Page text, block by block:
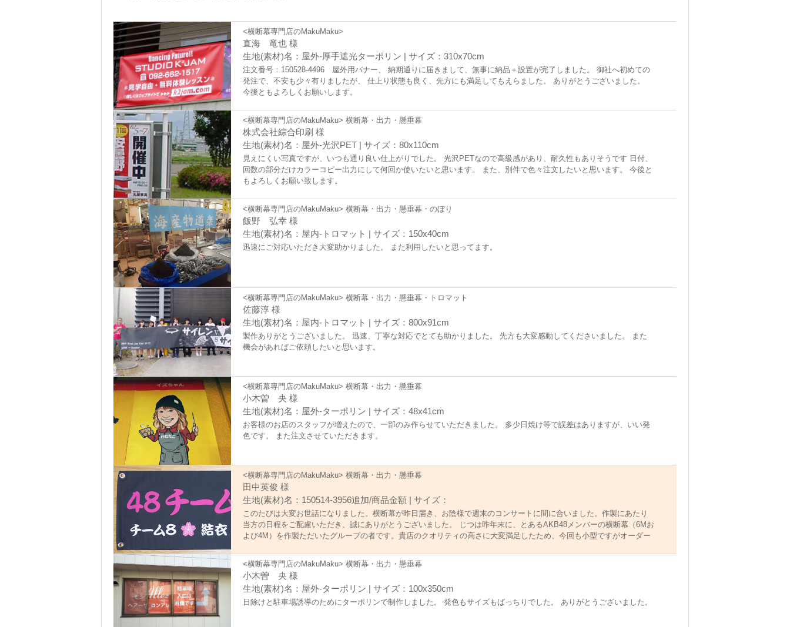
<横断幕専門店のMakuMaku>
直海 竜也 様
生地(素材)名：屋外-厚手遮光ターポリン | サイズ：310x70cm
注文番号：150528-4496 屋外用バナー、 納期通りに届きまして、無事に納品＋設置が完了しました。 御社へ初めての
発注で、不安も少々有りましたが、 仕上り状態も良く、先方にも満足してもえらました。 ありがとうございました。
今後ともよろしくお願いします。
<横断幕専門店のMakuMaku> 横断幕・出力・懸垂幕
株式会社綜合印刷 様
生地(素材)名：屋外-光沢PET | サイズ：80x110cm
見えにくい写真ですが、いつも通り良い仕上がりでした。 光沢PETなので高級感があり、耐久性もありそうです 日付、
回数の部分だけカラーコピー出力にして何回か使いたいと思います。 また、別件で色々注文したいと思います。 今後と
もよろしくお願い致します。
<横断幕専門店のMakuMaku> 横断幕・出力・懸垂幕・のぼり
飯野 弘幸 様
生地(素材)名：屋内-トロマット | サイズ：150x40cm
迅速にご対応いただき大変助かりました。 また利用したいと思ってます。
<横断幕専門店のMakuMaku> 横断幕・出力・懸垂幕・トロマット
佐藤淳 様
生地(素材)名：屋内-トロマット | サイズ：800x91cm
製作ありがとうございました。 迅速、丁寧な対応でとても助かりました。 先方も大変感動してくださいました。 また
機会があればご依頼したいと思います。
<横断幕専門店のMakuMaku> 横断幕・出力・懸垂幕
小木曽 央 様
生地(素材)名：屋外-ターポリン | サイズ：48x41cm
お客様のお店のスタッフが増えたので、一部のみ作らせていただきました。 多少日焼け等で誤差はありますが、いい発
色です。 また注文させていただきます。
<横断幕専門店のMakuMaku> 横断幕・出力・懸垂幕
田中英俊 様
生地(素材)名：150514-3956追加/商品金額 | サイズ：
このたびは大変お世話になりました。横断幕が昨日届き、お陰様で週末のコンサートに間に合いました。作製にあたり
当方の日程をご配慮いただき、誠にありがとうございました。 じつは昨年末に、とあるAKB48メンバーの横断幕（6Mお
よび4M）を作製ただいたグループの者です。貴店のクオリティの高さに大変満足したため、今回も小型ですがオーダー
おります。欲を申し上げれば、材質の問題かと思いますが、色をより濃く出していただければと思いました。このたび
は、大変お世話になりました。
<横断幕専門店のMakuMaku> 横断幕・出力・懸垂幕
小木曽 央 様
生地(素材)名：屋外-ターポリン | サイズ：100x350cm
日除けと駐車場誘導のためにターポリンで制作しました。 発色もサイズもばっちりでした。 ありがとうございました。